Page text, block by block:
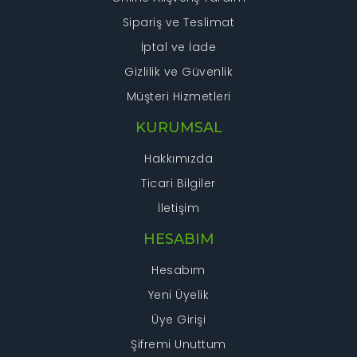
Sipariş ve Teslimat
İptal ve İade
Gizlilik ve Güvenlik
Müşteri Hizmetleri
KURUMSAL
Hakkımızda
Ticari Bilgiler
İletişim
HESABIM
Hesabım
Yeni Üyelik
Üye Girişi
Şifremi Unuttum